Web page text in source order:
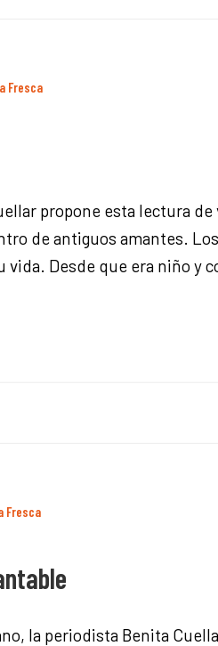
Fresca
propone esta lectura
de antiguos amantes.
vida. Desde que era niño y
Fresca
la periodista Benita